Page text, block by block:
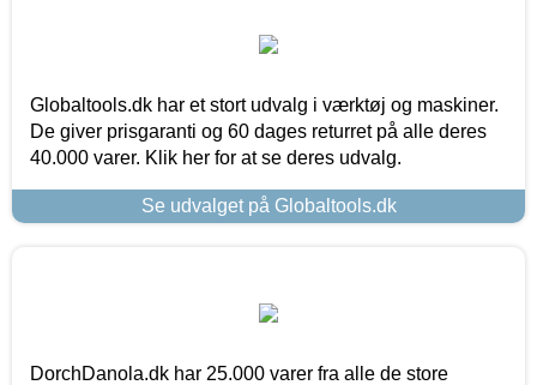
Globaltools.dk har et stort udvalg i værktøj og maskiner.
De giver prisgaranti og 60 dages returret på alle deres
40.000 varer. Klik her for at se deres udvalg.
Se udvalget på Globaltools.dk
DorchDanola.dk har 25.000 varer fra alle de store